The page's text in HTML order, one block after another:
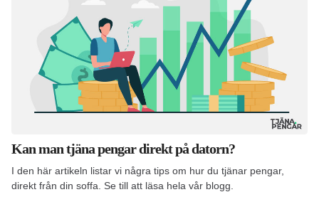
Kan man tjäna pengar direkt på datorn?
I den här artikeln listar vi några tips om hur du tjänar pengar,
direkt från din soffa. Se till att läsa hela vår blogg.